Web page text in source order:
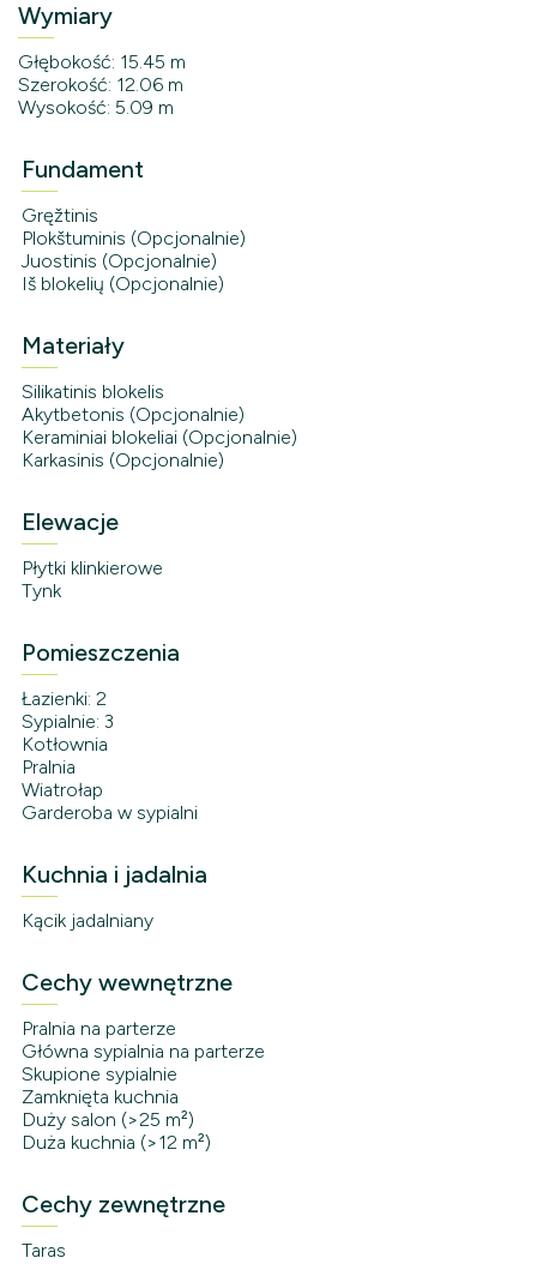
Wymiary
Głębokość: 15.45 m
Szerokość: 12.06 m
Wysokość: 5.09 m
Fundament
Gręžtinis
Plokštuminis (Opcjonalnie)
Juostinis (Opcjonalnie)
Iš blokelių (Opcjonalnie)
Materiały
Silikatinis blokelis
Akytbetonis (Opcjonalnie)
Keraminiai blokeliai (Opcjonalnie)
Karkasinis (Opcjonalnie)
Elewacje
Płytki klinkierowe
Tynk
Pomieszczenia
Łazienki: 2
Sypialnie: 3
Kotłownia
Pralnia
Wiatrołap
Garderoba w sypialni
Kuchnia i jadalnia
Kącik jadalniany
Cechy wewnętrzne
Pralnia na parterze
Główna sypialnia na parterze
Skupione sypialnie
Zamknięta kuchnia
Duży salon (>25 m²)
Duża kuchnia (>12 m²)
Cechy zewnętrzne
Taras